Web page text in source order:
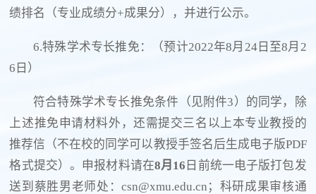
绩排名（专业成绩分+成果分），并进行公示。
6.特殊学术专长推免：（预计2022年8月24日至8月2
6日）
符合特殊学术专长推免条件（见附件3）的同学，除
上述推免申请材料外，还需提交三名以上本专业教授的
推荐信（不在校的同学可以教授手签名后生成电子版PDF
格式提交）。申报材料请在8月16 日前统一电子版打包发
送到蔡胜男老师处：csn@xmu.edu.cn；科研成果审核通